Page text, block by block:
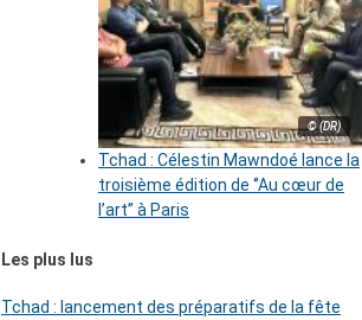
© (DR)
Tchad : Célestin Mawndoé lance la
troisième édition de ‘’Au cœur de
l’art’’ à Paris
Les plus lus
Tchad : lancement des préparatifs de la fête